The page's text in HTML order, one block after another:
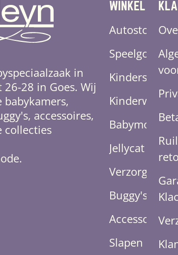
in
26-28 in Goes. Wij
accessoires,
collecties
WINKEL
Autostoelen
Speelgoed
Kinderstoelen
Babymode
Jellycat
Verzorging
Buggy's
Accessoires
Slapen